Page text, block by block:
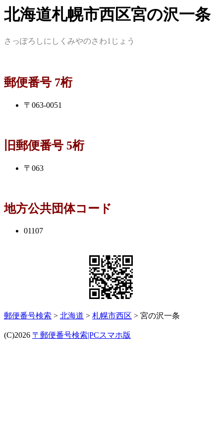
北海道札幌市西区宮の沢一条
さっぽろしにしくみやのさわ1じょう
郵便番号 7桁
〒063-0051
旧郵便番号 5桁
〒063
地方公共団体コード
01107
郵便番号検索 > 北海道 > 札幌市西区 > 宮の沢一条
(C)2026 〒郵便番号検索|PCスマホ版